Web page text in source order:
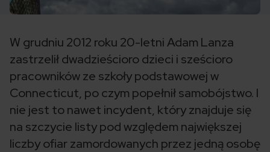
W grudniu 2012 roku 20-letni Adam Lanza
zastrzelił dwadzieścioro dzieci i sześcioro
pracowników ze szkoły podstawowej w
Connecticut, po czym popełnił samobójstwo. I
nie jest to nawet incydent, który znajduje się
na szczycie listy pod względem największej
liczby ofiar zamordowanych przez jedną osobę